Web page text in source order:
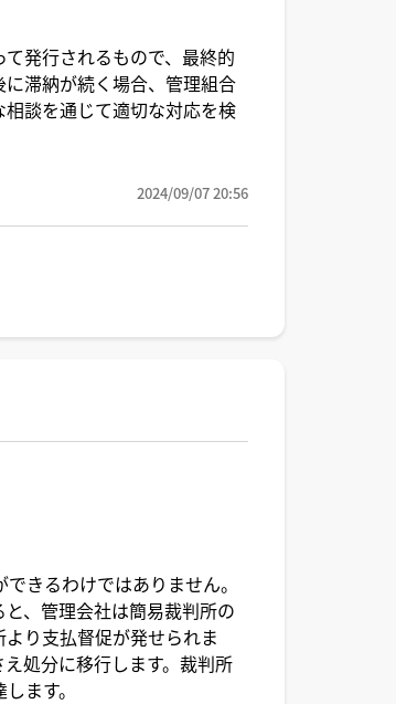
発行されるもので、最終的
滞納が続く場合、管理組合
談を通じて適切な対応を検
2024/09/07 20:56
きるわけではありません。
、管理会社は簡易裁判所の
り支払督促が発せられま
処分に移行します。裁判所
ます。